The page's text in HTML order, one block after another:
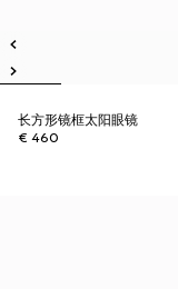
长方形镜框太阳眼镜
€ 460